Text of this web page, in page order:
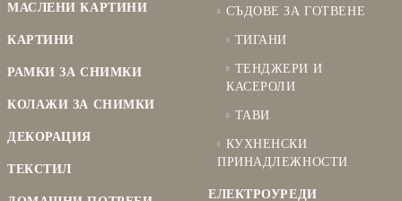
МАСЛЕНИ КАРТИНИ
КАРТИНИ
РАМКИ ЗА СНИМКИ
КОЛАЖИ ЗА СНИМКИ
ДЕКОРАЦИЯ
ТЕКСТИЛ
СЪДОВЕ ЗА ГОТВЕНЕ
ТИГАНИ
ТЕНДЖЕРИ И
КАСЕРОЛИ
ТАВИ
КУХНЕНСКИ
ПРИНАДЛЕЖНОСТИ
ЕЛЕКТРОУРЕДИ